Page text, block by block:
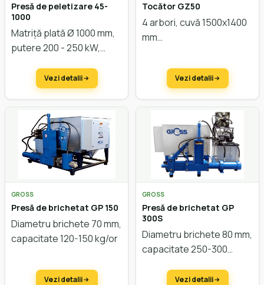
Presă de peletizare 45-
1000
Matriță plată Ø 1000 mm,
putere 200 - 250 kW,
Vezi detalii
Tocător GZ50
4 arbori, cuvă 1500x1400
mm
Vezi detalii
GROSS
Presă de brichetat GP 150
Diametru brichete 70 mm,
capacitate 120-150 kg/or
Vezi detalii
GROSS
Presă de brichetat GP
300S
Diametru brichete 80 mm,
capacitate 250-300
Vezi detalii